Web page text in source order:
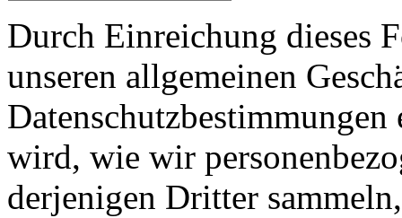
Durch Einreichung dieses
unseren allgemeinen
wird, wie wir
derjenigen Dritter